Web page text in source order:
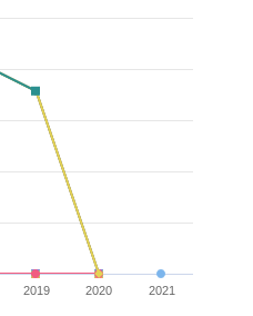
2019 2020 2021